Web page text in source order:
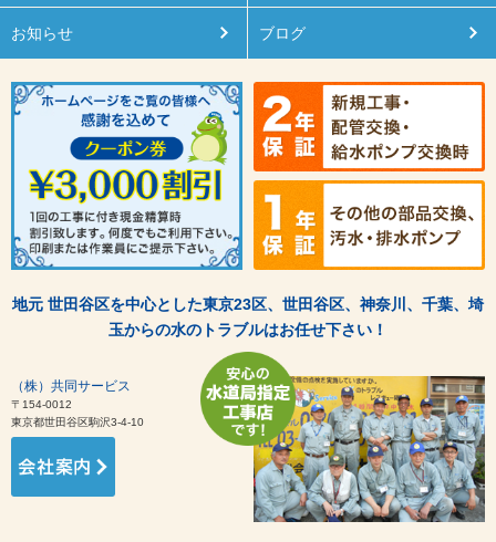
お知らせ ブログ
地元 世田谷区を中心とした東京23区、世田谷区、神奈川、千葉、埼
玉からの水のトラブルはお任せ下さい！
（株）共同サービス
〒154-0012
東京都世田谷区駒沢3-4-10